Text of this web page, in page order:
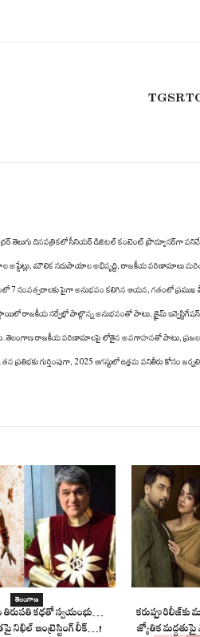
తెలుగు దినపత్రికలో సీనియర్ డిజిటల్ కంటెంట్ ప్రొడ్యూసర్‌గా
అప్డేట్లు, మౌలిక సదుపాయాల అభివృద్ధి, రాజకీయ పరిణామాలు
7 సంవత్సరాలకు పైగా అనుభవం కలిగిన ఆయన, గతంలో ప్రముఖ
రాజకీయ సర్వేల్లో పాల్గొన్న అనుభవంతో పాటు, క్రైమ్
తెలంగాణ రాజకీయ పరిణామాలపై లోతైన అవగాహనతో పాటు,
గుర్తింపుగా, 2025 ఆగస్టులో ఉత్తమ పనితీరు కోసం
తెలంగాణ
తిరుపతి కథతో స్వయంభు…
నిఖిల్ ఇంట్రెస్టింగ్ లీక్…!
కరుప్పు రిలీజ్‌కు
జ్యోతిక